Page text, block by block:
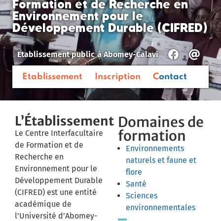
Formation et de Recherche en
Environnement pour le
Développement Durable (CIFRED)
Etablissement public àAbomey-Calavi
Etablissement Inscription Contact
L’Établissement
Le Centre Interfacultaire
de Formation et de
Recherche en
Environnement pour le
Développement Durable
(CIFRED) est une entité
académique de
l’Université d’Abomey-
Domaines de
formation
Environnements
naturels et faune et
flore
Santé
Sciences
environnementales